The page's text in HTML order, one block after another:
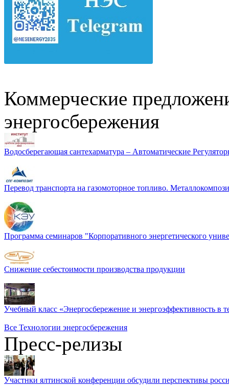
Коммерческие
энергосбережения
Водосберегающая сантехарматура – Автоматические
Перевод транспорта на газомоторное топливо.
Программа семинаров "Корпоративного энергетического
Снижение себестоимости производства продукции
Учебный класс «Энергосбережение и энергоэффективность в
Все Технологии энергосбережения
Пресс-релизы
Участнки ялтинской конференции обсудили перспективы